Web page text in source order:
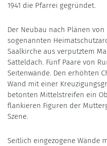
1941 die Pfarrei gegründet.
Der Neubau nach Plänen
sogenannten
Saalkirche aus verputztem
Satteldach. Fünf Paare von
Seitenwände. Den erhöhten
Wand mit einer
betonten Mittelstreifen ein
flankieren Figuren der
Szene.
Seitlich eingezogene Wände